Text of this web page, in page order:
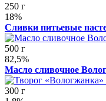
250 г
18%
Сливки питьевые
500 г
82,5%
Масло сливочное
300 г